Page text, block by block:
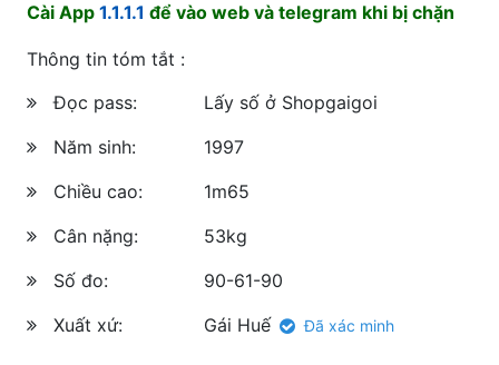
Cài App 1.1.1.1 để vào web và telegram khi bị chặn
Thông tin tóm tắt :
Đọc pass:
Lấy số ở Shopgaigoi
Năm sinh:
1997
Chiều cao:
1m65
Cân nặng:
53kg
Số đo:
90-61-90
Xuất xứ:
Gái Huế Đã xác minh